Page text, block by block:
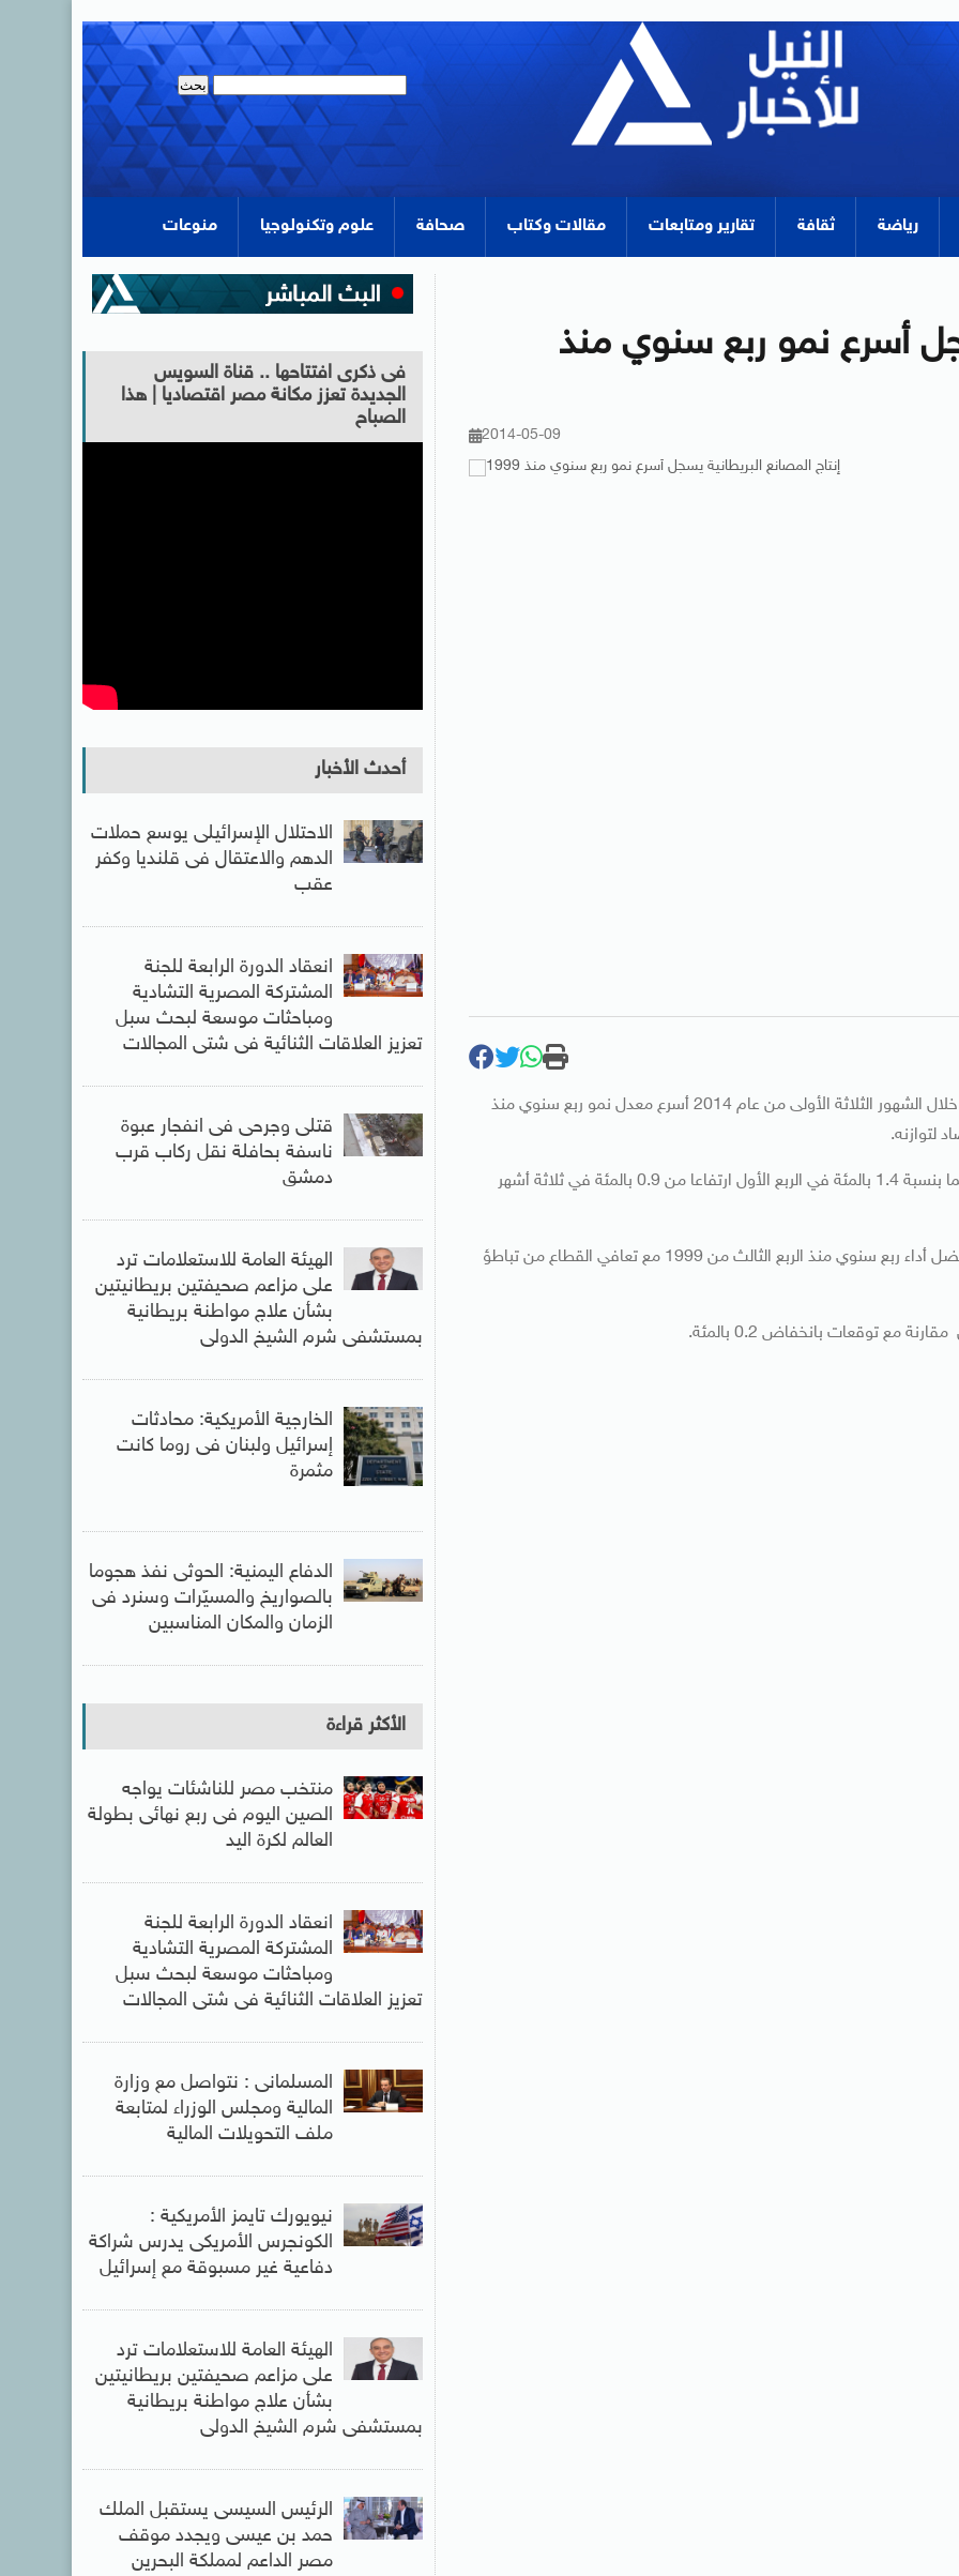
رياضة ثقافة تقارير ومتابعات مقالات وكتاب صحافة علوم وتكنولوجيا منوعات
أسرع نمو ربع سنوي منذ
2014-05-09
أظهرت بيانات رسمية اليوم أن إنتاج المصانع البريطانية سجل خلال الشهور الثلاثة الأولى من عام 2014 أسرع معدل نمو ربع سنوي منذ
وقال مكتب الإحصاءات الوطنية إن انتاج الصناعات التحويلية نما بنسبة 1.4 بالمئة في الربع الأول ارتفاعا من 0.9 بالمئة في ثلاثة أشهر
وهذا أفضل معدل للنمو في ثلاثة أشهر منذ أكتوبر 2010 وأفضل أداء ربع سنوي منذ الربع الثالث من 1999 مع تعافي القطاع من تباطؤ
فى ذكرى افتتاحها .. قناة السويس
الجديدة تعزز مكانة مصر اقتصاديا | هذا
الصباح
أحدث الأخبار
الاحتلال الإسرائيلى يوسع حملات
الدهم والاعتقال فى قلنديا وكفر
عقب
انعقاد الدورة الرابعة للجنة
المشتركة المصرية التشادية
ومباحثات موسعة لبحث سبل
تعزيز العلاقات الثنائية فى شتى المجالات
قتلى وجرحى فى انفجار عبوة
ناسفة بحافلة نقل ركاب قرب
دمشق
الهيئة العامة للاستعلامات ترد
على مزاعم صحيفتين بريطانيتين
بشأن علاج مواطنة بريطانية
بمستشفى شرم الشيخ الدولى
الخارجية الأمريكية: محادثات
إسرائيل ولبنان فى روما كانت
مثمرة
الدفاع اليمنية: الحوثى نفذ هجوما
بالصواريخ والمسيّرات وسنرد فى
الزمان والمكان المناسبين
الأكثر قراءة
منتخب مصر للناشئات يواجه
الصين اليوم فى ربع نهائى بطولة
العالم لكرة اليد
انعقاد الدورة الرابعة للجنة
المشتركة المصرية التشادية
ومباحثات موسعة لبحث سبل
تعزيز العلاقات الثنائية فى شتى المجالات
المسلمانى : نتواصل مع وزارة
المالية ومجلس الوزراء لمتابعة
ملف التحويلات المالية
نيويورك تايمز الأمريكية :
الكونجرس الأمريكى يدرس شراكة
دفاعية غير مسبوقة مع إسرائيل
الهيئة العامة للاستعلامات ترد
على مزاعم صحيفتين بريطانيتين
بشأن علاج مواطنة بريطانية
بمستشفى شرم الشيخ الدولى
الرئيس السيسى يستقبل الملك
حمد بن عيسى ويجدد موقف
مصر الداعم لمملكة البحرين